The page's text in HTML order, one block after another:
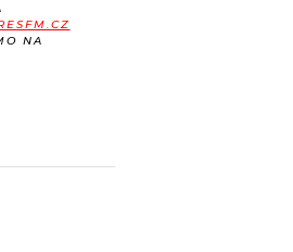
NA